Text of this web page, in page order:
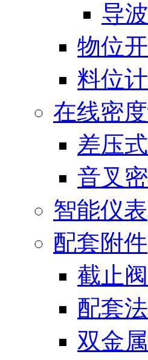
导
物位
料位计
在线密
差压
音叉
智能仪表
配套附件
截止
配套
双金